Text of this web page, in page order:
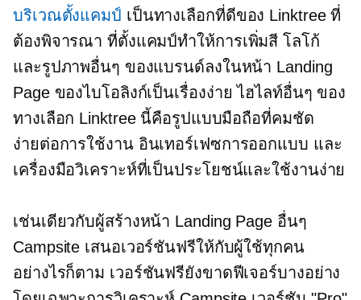
บริเวณตั้งแคมป์ เป็นทางเลือกที่ดีของ Linktree ที่
ต้องพิจารณา ที่ตั้งแคมป์ทำให้การเพิ่มสี โลโก้
และรูปภาพอื่นๆ ของแบรนด์ลงในหน้า Landing
Page ของไบโอลิงก์เป็นเรื่องง่าย ไฮไลท์อื่นๆ ของ
ทางเลือก Linktree นี้คือรูปแบบมือถือที่คมชัด
ง่ายต่อการใช้งานอินเทอร์เฟซการออกแบบ และ
เครื่องมือวิเคราะห์ที่เป็นประโยชน์และใช้งานง่าย
เช่นเดียวกับผู้สร้างหน้า Landing Page อื่นๆ
Campsite เสนอเวอร์ชันฟรีให้กับผู้ใช้ทุกคน
อย่างไรก็ตาม เวอร์ชันฟรียังขาดฟีเจอร์บางอย่าง